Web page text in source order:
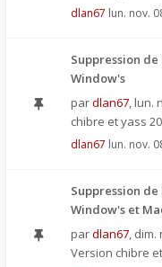
dlan67 lun. nov.
Suppression
Window's
pardlan67, lun.
chibre et yass
dlan67 lun. nov.
Suppression
Window's et
pardlan67, dim.
Version chibre